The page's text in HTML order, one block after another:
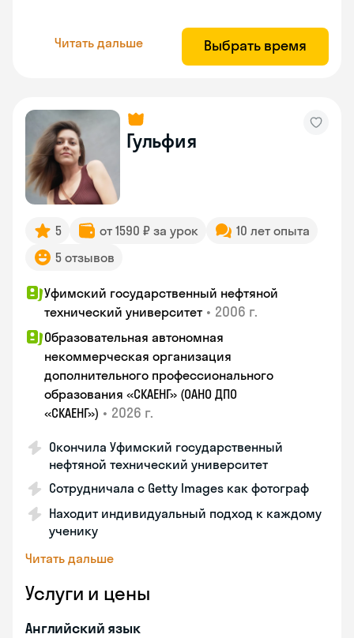
Читать дальше Выбрать время
Гульфия
5 от 1590 ₽ за урок
10 лет опыта
5 отзывов
Уфимский государственный нефтяной
технический университет • 2006 г.
Образовательная автономная
некоммерческая организация
дополнительного профессионального
образования «СКАЕНГ» (ОАНО ДПО
«СКАЕНГ») • 2026 г.
Окончила Уфимский государственный
нефтяной технический университет
Сотрудничала с Getty Images как фотограф
Находит индивидуальный подход к каждому
ученику
Читать дальше
Услуги и цены
Английский язык